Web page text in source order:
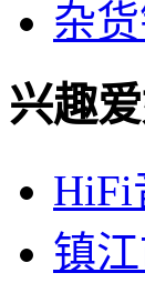
杂
兴趣
HiFi
镇